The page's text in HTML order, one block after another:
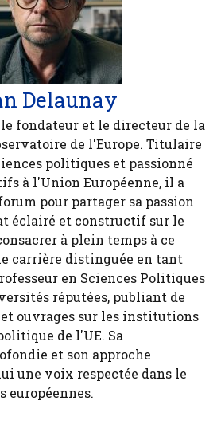
Delaunay
fondateur et le directeur de la
de l'Europe. Titulaire
politiques et passionné
à l'Union Européenne, il a
pour partager sa passion
éclairé et constructif sur le
à plein temps à ce
carrière distinguée en tant
en Sciences Politiques
réputées, publiant de
ouvrages sur les institutions
de l'UE. Sa
et son approche
une voix respectée dans le
européennes.